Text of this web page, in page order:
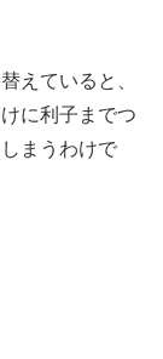
えていると、
に利子までつ
まうわけで